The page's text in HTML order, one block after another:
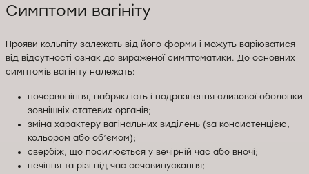
Симптоми вагініту
Прояви кольпіту залежать від його форми і можуть варіюватися
від відсутності ознак до вираженої симптоматики. До основних
симптомів вагініту належать:
почервоніння, набряклість і подразнення слизової оболонки
зовнішніх статевих органів;
зміна характеру вагінальних виділень (за консистенцією,
кольором або об’ємом);
свербіж, що посилюється у вечірній час або вночі;
печіння та різі під час сечовипускання;